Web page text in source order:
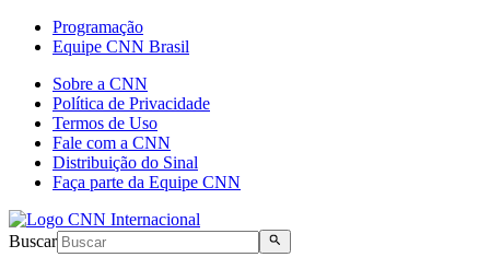
Programação
Equipe CNN Brasil
Sobre a CNN
Política de Privacidade
Termos de Uso
Fale com a CNN
Distribuição do Sinal
Faça parte da Equipe CNN
Buscar